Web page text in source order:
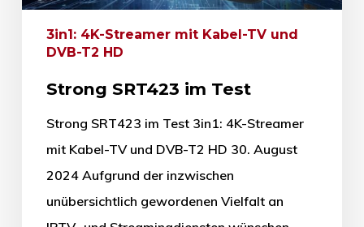
3in1: 4K-Streamer mit Kabel-TV und
DVB-T2 HD
Strong SRT423 im Test
Strong SRT423 im Test 3in1: 4K-Streamer
mit Kabel-TV und DVB-T2 HD 30. August
2024 Aufgrund der inzwischen
unübersichtlich gewordenen Vielfalt an